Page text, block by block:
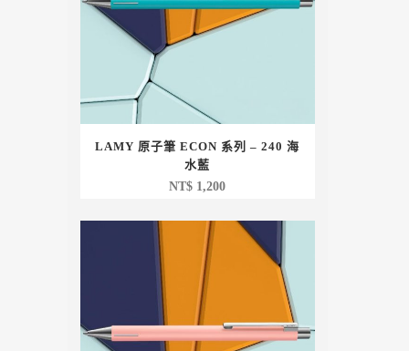
LAMY 原子筆 ECON 系列 – 240 海
水藍
NT$ 1,200